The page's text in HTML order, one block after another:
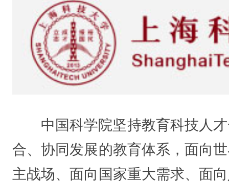
中国科学院坚持教育科技人
合、协同发展的教育体系，面向
主战场、面向国家重大需求、面